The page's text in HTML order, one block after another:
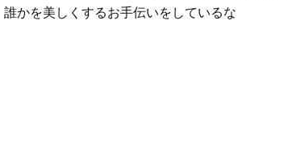
かを美しくするお手伝いをしているな